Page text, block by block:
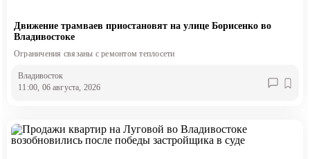
Движение трамваев приостановят на улице Борисенко во
Владивостоке
Ограничения связаны с ремонтом теплосети
Владивосток
11:00, 06 августа, 2026